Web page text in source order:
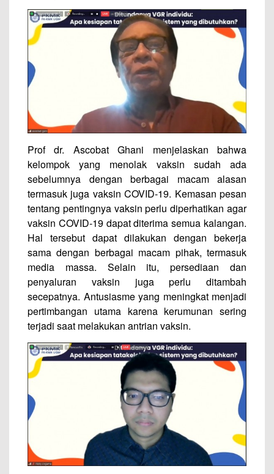
Prof dr. Ascobat Ghani menjelaskan bahwa
kelompok yang menolak vaksin sudah ada
sebelumnya dengan berbagai macam alasan
termasuk juga vaksin COVID-19. Kemasan pesan
tentang pentingnya vaksin perlu diperhatikan agar
vaksin COVID-19 dapat diterima semua kalangan.
Hal tersebut dapat dilakukan dengan bekerja
sama dengan berbagai macam pihak, termasuk
media massa. Selain itu, persediaan dan
penyaluran vaksin juga perlu ditambah
secepatnya. Antusiasme yang meningkat menjadi
pertimbangan utama karena kerumunan sering
terjadi saat melakukan antrian vaksin.